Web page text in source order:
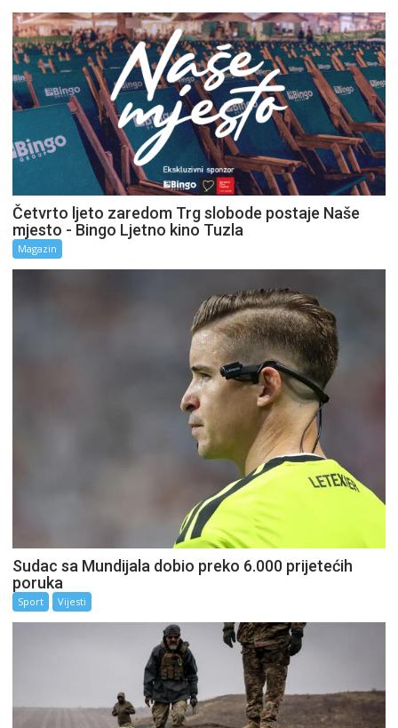
Četvrto ljeto zaredom Trg slobode postaje Naše
mjesto - Bingo Ljetno kino Tuzla
Magazin
Sudac sa Mundijala dobio preko 6.000 prijetećih
poruka
Sport Vijesti